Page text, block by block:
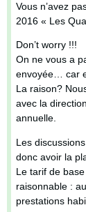
Vous n’avez
2016 « Les
Don’t worry !!!
On ne vous a
envoyée… car
La raison?
avec la
annuelle.
Les
donc avoir la
Le tarif de
raisonnable :
prestations